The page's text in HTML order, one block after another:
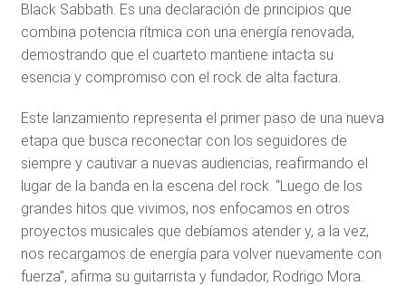
Black Sabbath. Es una declaración de principios que
combina potencia rítmica con una energía renovada,
demostrando que el cuarteto mantiene intacta su
esencia y compromiso con el rock de alta factura.
Este lanzamiento representa el primer paso de una nueva
etapa que busca reconectar con los seguidores de
siempre y cautivar a nuevas audiencias, reafirmando el
lugar de la banda en la escena del rock. “Luego de los
grandes hitos que vivimos, nos enfocamos en otros
proyectos musicales que debíamos atender y, a la vez,
nos recargamos de energía para volver nuevamente con
fuerza”, afirma su guitarrista y fundador, Rodrigo Mora.